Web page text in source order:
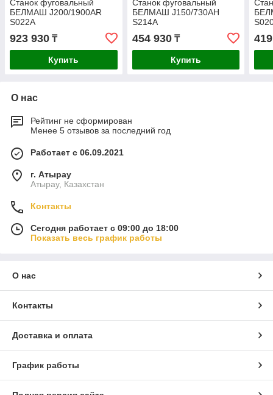
Станок фуговальный
БЕЛМАШ J200/1900AR
S022A
923 930 ₸
Купить
Станок фуговальный
БЕЛМАШ J150/730AH
S214A
454 930₸
Купить
О нас
Рейтинг не сформирован
Менее 5 отзывов за последний год
Работает с 06.09.2021
г. Атырау
Атырау, Казахстан
Контакты
Сегодня работает с 09:00 до 18:00
Показать весь график работы
О нас
Контакты
Доставка и оплата
График работы